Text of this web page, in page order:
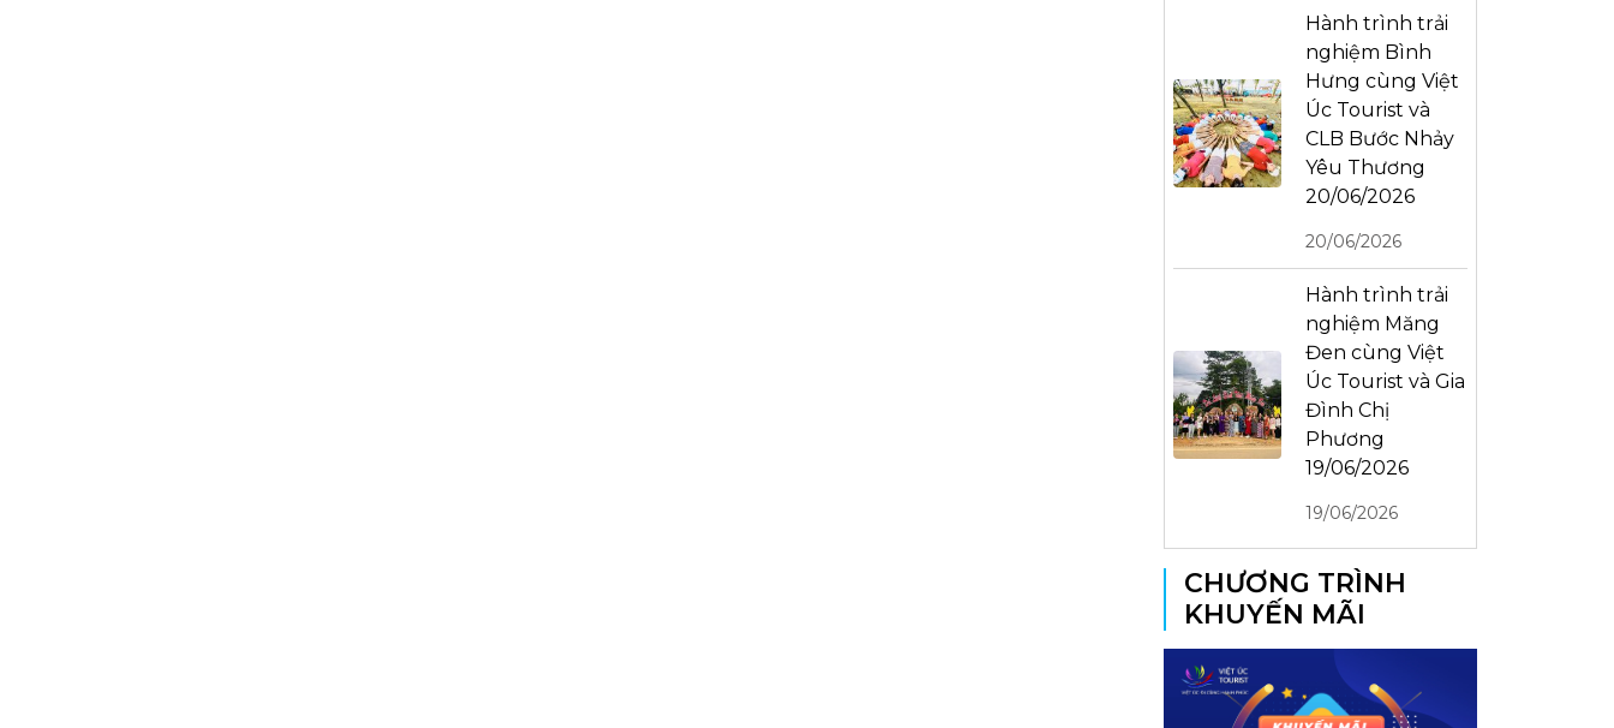
Hành trình trải
nghiệm Bình
Hưng cùng Việt
Úc Tourist và
CLB Bước Nhảy
Yêu Thương
20/06/2026
20/06/2026
Hành trình trải
nghiệm Măng
Đen cùng Việt
Úc Tourist và Gia
Đình Chị
Phương
19/06/2026
19/06/2026
CHƯƠNG TRÌNH
KHUYẾN MÃI